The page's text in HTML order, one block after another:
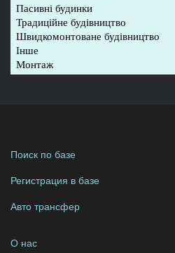
Поиск по базе
Регистрация в базе
Авто трансфер
О нас